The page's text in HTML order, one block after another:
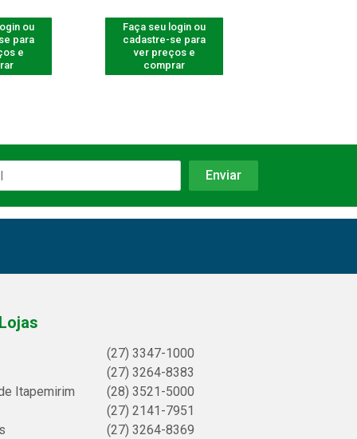
ou
para
e
Faça seu login ou
cadastre-se para
ver preços e
comprar
(27) 3347-1000
(27) 3264-8383
Itapemirim
(28) 3521-5000
(27) 2141-7951
(27) 3264-8369